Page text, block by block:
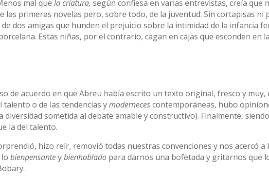
mal quela criatura,según confiesa en varias entrevistas, creía que
las primeras novelas pero, sobre todo, de la juventud. Sin cortapisas
dos amigas que hunden el prejuicio sobre la intimidad de la infancia
Estas niñas, por el contrario, cagan en cajas que esconden en
de acuerdo en que Abreu había escrito un texto original, fresco y
talento o de las tendencias ymodernecescontemporáneas, hubo
diversidad sometida al debate amable y constructivo). Finalmente,
la del talento.
hizo reír, removió todas nuestras convenciones y nos acercó
lobienpensanteybienhablado para darnos una bofetada y gritarnos que